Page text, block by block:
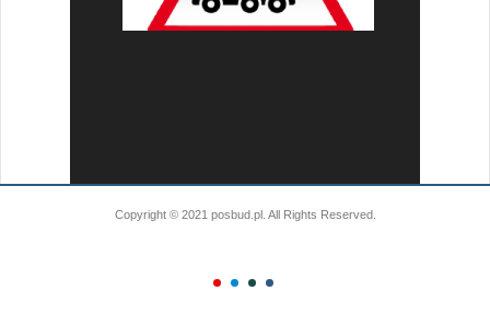
Copyright © 2021 posbud.pl. All Rights Reserved.